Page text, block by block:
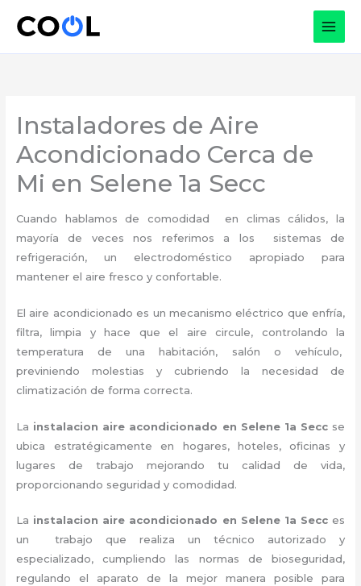
Instaladores de Aire
Acondicionado Cerca de
Mi en Selene 1a Secc
Cuando hablamos de comodidad en climas cálidos, la
mayoría de veces nos referimos a los sistemas de
refrigeración, un electrodoméstico apropiado para
mantener el aire fresco y confortable.
El aire acondicionado es un mecanismo eléctrico que enfría,
filtra, limpia y hace que el aire circule, controlando la
temperatura de una habitación, salón o vehículo,
previniendo molestias y cubriendo la necesidad de
climatización de forma correcta.
La instalacion aire acondicionado en Selene 1a Secc se
ubica estratégicamente en hogares, hoteles, oficinas y
lugares de trabajo
mejorando tu calidad de vida,
proporcionando seguridad y comodidad.
La instalacion aire acondicionado en Selene 1a Secc es
un
trabajo que realiza un técnico autorizado y
especializado, cumpliendo las normas de bioseguridad,
regulando el aparato de la mejor manera posible para